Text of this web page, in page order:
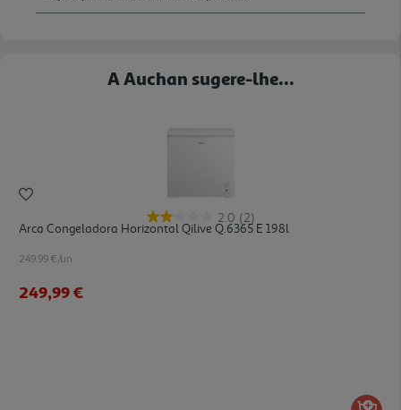
A Auchan sugere-lhe...
2.0 (2)
Arca Congeladora Horizontal Qilive Q.6365 E 198l
249.99 €/un
249,99 €